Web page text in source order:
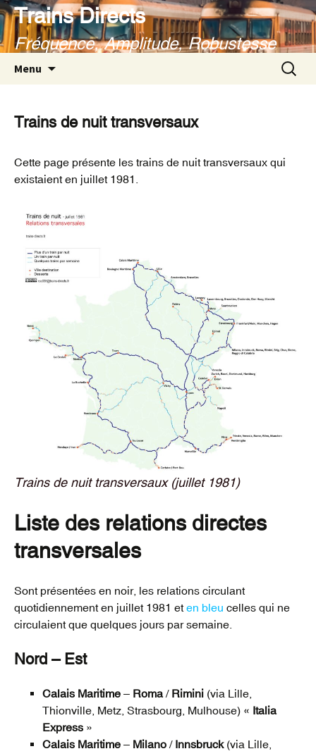
Aller
au
contenu
Trains Directs
Fréquence, Amplitude, Robustesse
Menu
Trains de nuit transversaux
Cette page présente les trains de nuit transversaux qui
existaient en juillet 1981.
Trains de nuit transversaux (juillet 1981)
Liste des relations directes
transversales
Sont présentées en noir, les relations circulant
quotidiennement en juillet 1981 eten bleu celles qui ne
circulaient que quelques jours par semaine.
Nord – Est
Calais Maritime – Roma/ Rimini (via Lille,
Thionville, Metz, Strasbourg, Mulhouse) « Italia
Express »
Calais Maritime – Milano / Innsbruck(via Lille,